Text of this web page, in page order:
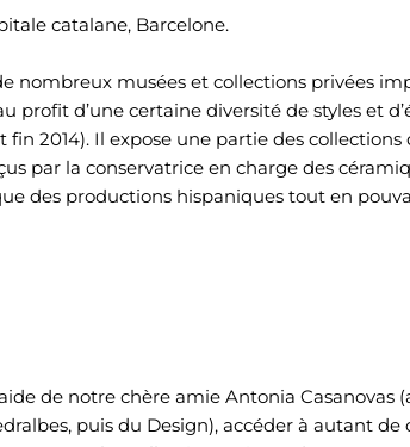
catalane, Barcelone.
nombreux musées et collections privées
profit d’une certaine diversité de styles et
2014). Il expose une partie des collections
par la conservatrice en charge des
des productions hispaniques tout en
de notre chère amie Antonia Casanovas
puis du Design), accéder à autant de